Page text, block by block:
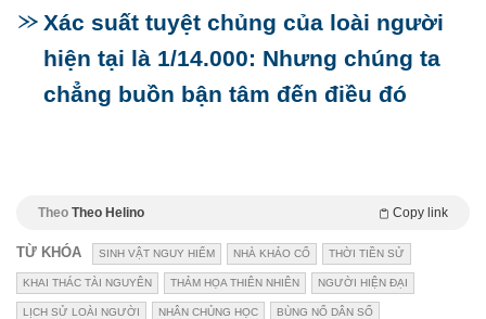
Xác suất tuyệt chủng của loài người
hiện tại là 1/14.000: Nhưng chúng ta
chẳng buồn bận tâm đến điều đó
Theo Theo Helino Copy link
TỪ KHÓA SINH VẬT NGUY HIỂM NHÀ KHẢO CỔ THỜI TIỀN SỬ
KHAI THÁC TÀI NGUYÊN THẢM HỌA THIÊN NHIÊN NGƯỜI HIỆN ĐẠI
LỊCH SỬ LOÀI NGƯỜI NHÂN CHỦNG HỌC BÙNG NỔ DÂN SỐ